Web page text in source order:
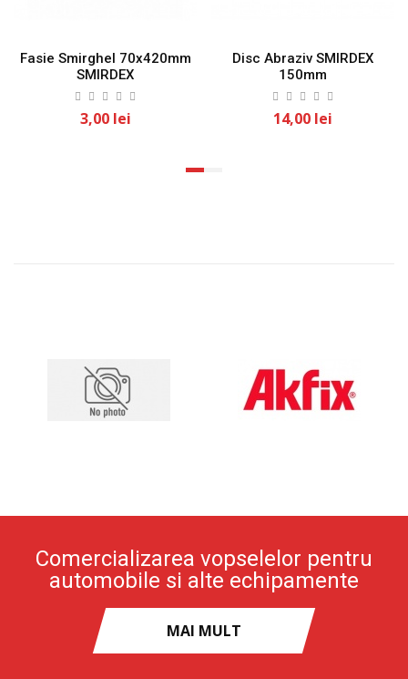
Fasie Smirghel 70x420mm
SMIRDEX
3,00 lei
Disc Abraziv SMIRDEX
150mm
14,00 lei
Comercializarea vopselelor pentru
automobile si alte echipamente
MAI MULT